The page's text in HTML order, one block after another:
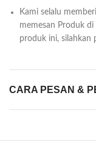
Kami selalu
memesan Produk di
produk ini, silahkan
CARA PESAN &